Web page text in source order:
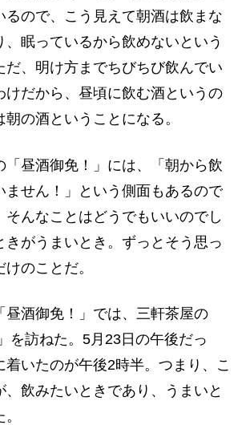
るので、こう見えて朝酒は飲まな
、眠っているから飲めないという
だ、明け方までちびちび飲んでい
けだから、昼頃に飲む酒というの
の酒ということになる。
昼酒御免！」には、「朝から飲
ません！」という側面もあるので
そんなことはどうでもいいのでし
きがうまいとき。ずっとそう思っ
のことだ。
酒御免！」では、三軒茶屋の
を訪ねた。5月23日の午後だっ
着いたのが午後2時半。つまり、こ
、飲みたいときであり、うまいと